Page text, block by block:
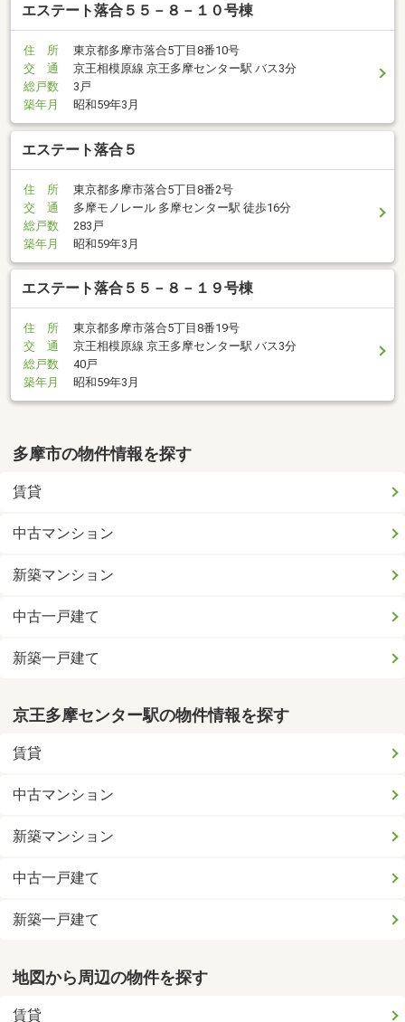
エステート落合５５－８－１０号棟
住 所
東京都多摩市落合5丁目8番10号
交 通
京王相模原線 京王多摩センター駅 バス3分
総戸数
3戸
築年月
昭和59年3月
エステート落合５
住 所
東京都多摩市落合5丁目8番2号
交 通
多摩モノレール 多摩センター駅 徒歩16分
総戸数
283戸
築年月
昭和59年3月
エステート落合５５－８－１９号棟
住 所
東京都多摩市落合5丁目8番19号
交 通
京王相模原線 京王多摩センター駅 バス3分
総戸数
40戸
築年月
昭和59年3月
多摩市の物件情報を探す
賃貸
中古マンション
新築マンション
中古一戸建て
新築一戸建て
京王多摩センター駅の物件情報を探す
賃貸
中古マンション
新築マンション
中古一戸建て
新築一戸建て
地図から周辺の物件を探す
賃貸